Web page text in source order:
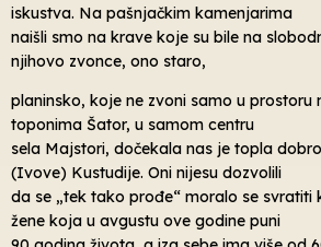
iskustva. Na pašnjačkim kamenjarima
naišli smo na krave koje su bile na
njihovo zvonce, ono staro,
planinsko, koje ne zvoni samo u prostoru
toponima Šator, u samom centru
sela Majstori, dočekala nas je topla
(Ivove) Kustudije. Oni nijesu dozvolili
da se „tek tako prođe“ moralo se svratiti
žene koja u avgustu ove godine puni